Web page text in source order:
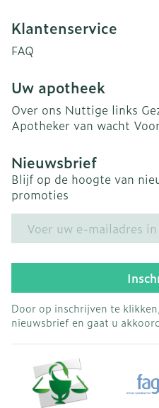
Klantenservice
FAQ
Uw apotheek
Over ons Nuttige links
Apotheker van wacht
Nieuwsbrief
Blijf op de hoogte van
promoties
Door op inschrijven te
nieuwsbrief en gaat u